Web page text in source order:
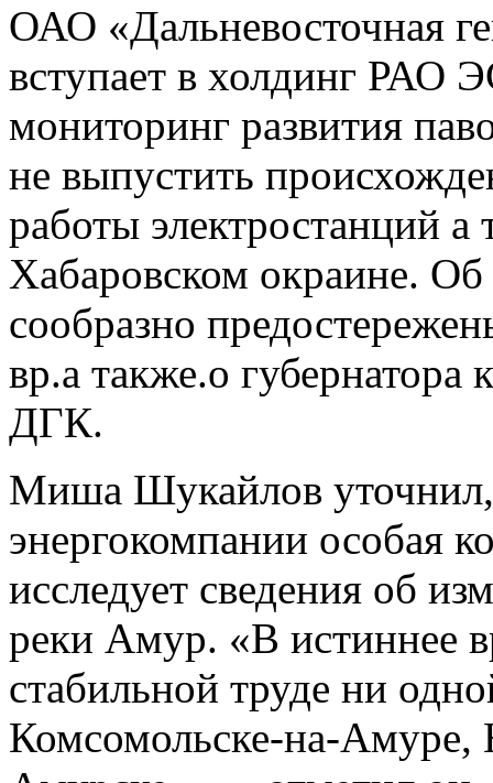
ОАО «Дальневосточная
вступает в холдинг РАО
мониторинг развития
не выпустить
работы электростанций а
Хабаровском окраине. Об
сообразно
вр.а также.о губернатора
ДГК.
Миша Шукайлов уточнил,
энергокомпании особая
исследует сведения об
реки Амур. «В истиннее
стабильной труде ни
Комсомольске-на-Амуре,